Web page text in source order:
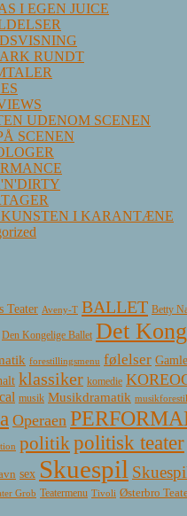
I EGEN JUICE
RUNDT
UDENOM SCENEN
SCENEN
I KARANTÆNE
Teater Aveny-T BALLET Betty
Den Kongelige Ballet Det
forestillingsmenu følelser
klassiker komedie
musik Musikdramatik
Operaen
politikpolitisk teater
sex Skuespil
Grob Teatermenu Tivoli Østerbro